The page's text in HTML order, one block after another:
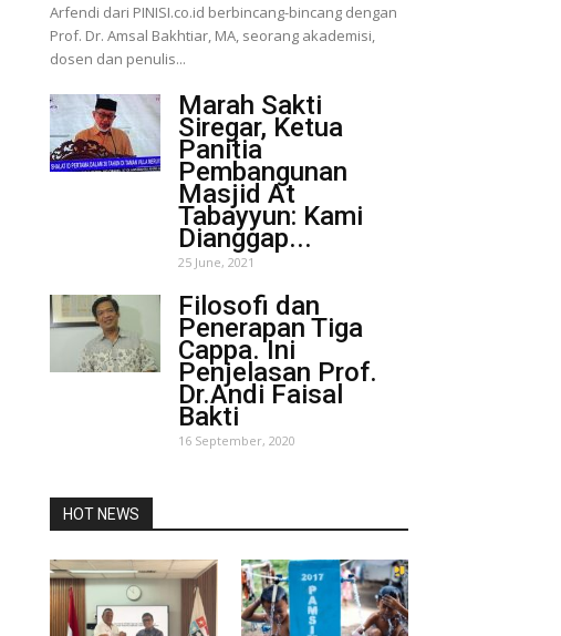
Arfendi dari PINISI.co.id berbincang-bincang dengan
Prof. Dr. Amsal Bakhtiar, MA, seorang akademisi,
dosen dan penulis...
Marah Sakti
Siregar, Ketua
Panitia
Pembangunan
Masjid At
Tabayyun: Kami
Dianggap...
25 June, 2021
Filosofi dan
Penerapan Tiga
Cappa. Ini
Penjelasan Prof.
Dr.Andi Faisal
Bakti
16 September, 2020
HOT NEWS